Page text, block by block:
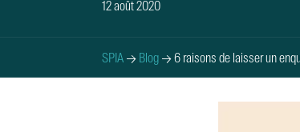
12 août 2020
SPIA → Blog →6 raisons de laisser un